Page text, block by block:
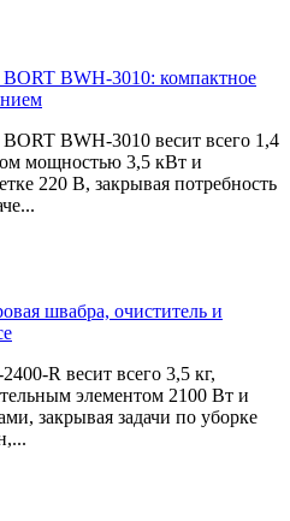
BWH-3010: компактное
BWH-3010 весит всего 1,4
мощностью 3,5 кВт и
220 В, закрывая потребность
швабра, очиститель и
R весит всего 3,5 кг,
элементом 2100 Вт и
закрывая задачи по уборке